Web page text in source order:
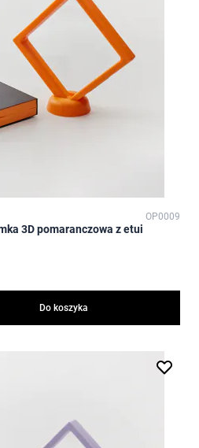
OP0009
3D pomaranczowa z etui
Do koszyka